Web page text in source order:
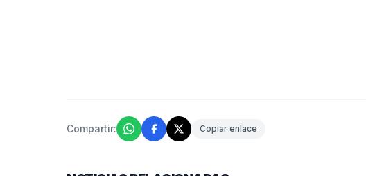
Compartir: Copiar enlace